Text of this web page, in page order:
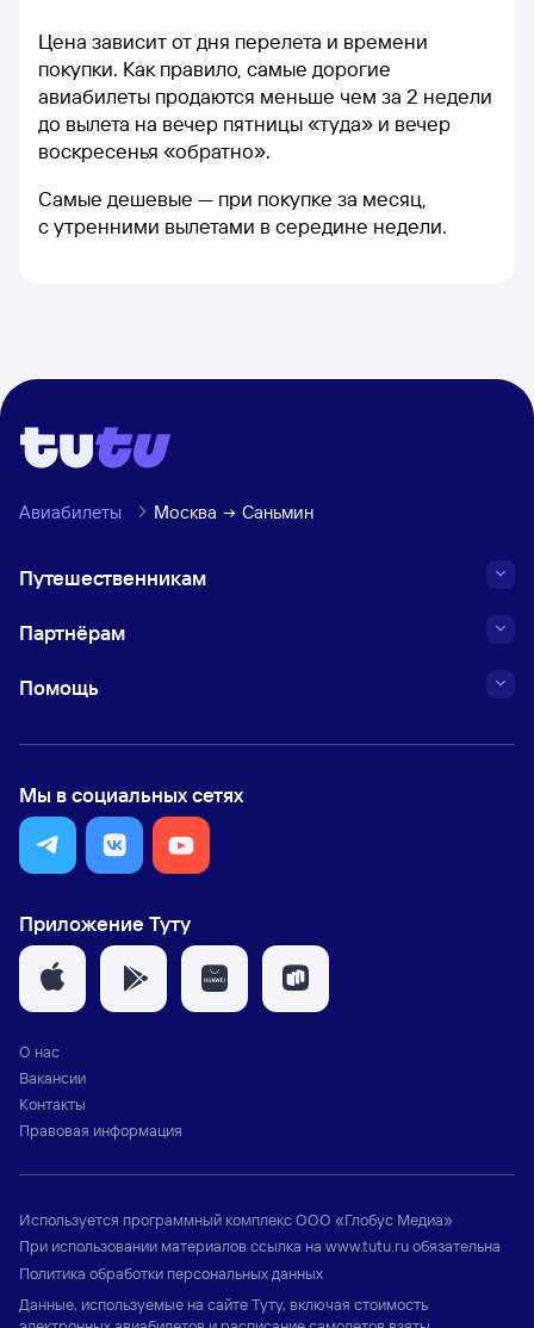
Цена зависит от дня перелета и времени
покупки. Как правило, самые дорогие
авиабилеты продаются меньше чем за 2 недели
до вылета на вечер пятницы «туда» и вечер
воскресенья «обратно».
Самые дешевые — при покупке за месяц,
с утренними вылетами в середине недели.
Авиабилеты Москва Саньмин
Путешественникам
Партнёрам
Помощь
Мы в социальных сетях
Приложение Туту
О нас
Вакансии
Контакты
Правовая информация
Используется программный комплексООО «Глобус Медиа»
При использовании материалов ссылка на www.tutu.ruобязательна
Политика обработки персональных данных
Данные, используемые на сайте Туту, включая стоимость